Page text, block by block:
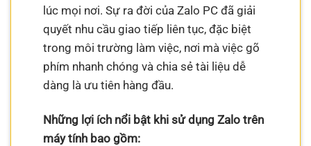
lúc mọi nơi. Sự ra đời của Zalo PC đã giải
quyết nhu cầu giao tiếp liên tục, đặc biệt
trong môi trường làm việc, nơi mà việc gõ
phím nhanh chóng và chia sẻ tài liệu dễ
dàng là ưu tiên hàng đầu.
Những lợi ích nổi bật khi sử dụng Zalo trên
máy tính bao gồm: